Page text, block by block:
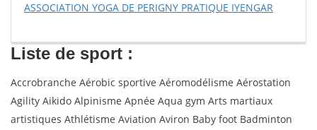
ASSOCIATION YOGA DE PERIGNY PRATIQUE IYENGAR
Liste de sport :
Accrobranche Aérobic sportive Aéromodélisme Aérostation
Agility Aikido Alpinisme Apnée Aqua gym Arts martiaux
artistiques Athlétisme Aviation Aviron Baby foot Badminton